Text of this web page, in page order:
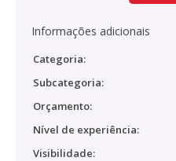
Informações adicionais
Categoria:
Subcategoria:
Orçamento:
Nível de experiência:
Visibilidade: